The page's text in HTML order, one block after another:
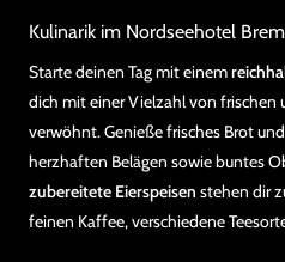
Kulinarik im Nordseehotel
Starte deinen Tag mit einem
dich mit einer Vielzahl von
verwöhnt. Genieße frisches Brot
herzhaften Belägen sowie buntes
zubereitete Eierspeisen stehen dir
feinen Kaffee, verschiedene